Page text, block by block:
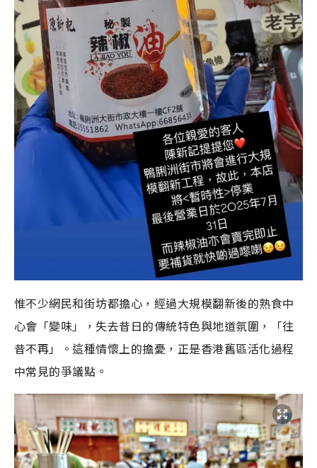
惟不少網民和街坊都擔心，經過大規模翻新後的熟食中
心會「變味」，失去昔日的傳統特色與地道氛圍，「往
昔不再」。這種情懷上的擔憂，正是香港舊區活化過程
中常見的爭議點。